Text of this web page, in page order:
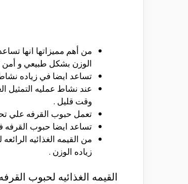
من أهم مميزاتها انها
الوزن بشكل طبيعي و أمن
تساعد ايضا في زياده
عند نشاط عمليه
وقت قليل .
تعمل حبوب القرفه علي
تساعد ايضا حبوب القرفه
من القيمه الغذائيه
زياده الوزن .
القيمه الغذائيه لحبوب